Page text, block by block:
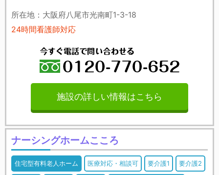
所在地：大阪府八尾市光南町1-3-18
24時間看護師対応
施設の詳しい情報はこちら
ナーシングホームこころ
住宅型有料老人ホーム 医療対応・相談可 要介護1 要介護2